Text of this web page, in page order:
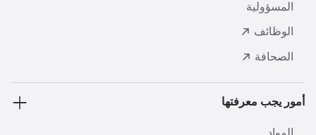
المسؤولية
الوظائف
الصحافة
أمور يجب معرفتها
المواد